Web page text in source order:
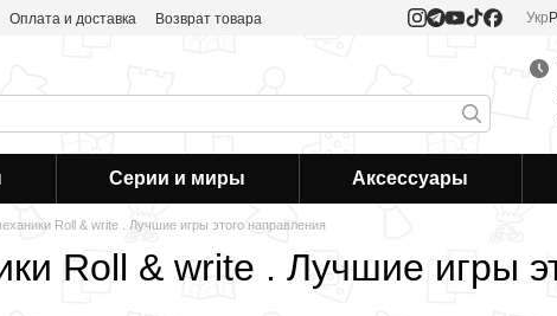
Оплата и доставка
Возврат товара
Укр
Серии и миры Аксессуары
Roll & write . Лучшие игры этого направления
Roll & write . Лучшие игры